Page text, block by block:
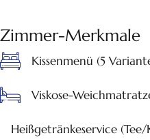
Zimmer-Merkmale
Kissenmenü (5
Viskose-
Heißgetränkeservice (Tee/